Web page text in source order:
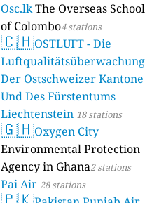
Osc.lkThe Overseas School
of Colombo4 stations
🇨🇭OSTLUFT - Die
Luftqualitätsüberwachung
Der Ostschweizer Kantone
Und Des Fürstentums
Liechtenstein 18 stations
🇬🇭Oxygen City
Environmental Protection
Agency in Ghana2 stations
Pai Air 28 stations